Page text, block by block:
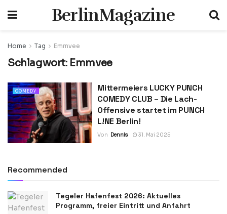
BerlinMagazine
Home Tag Emmvee
Schlagwort: Emmvee
COMEDY
Mittermeiers LUCKY PUNCH
COMEDY CLUB – Die Lach-
Offensive startet im PUNCH
L!NE Berlin!
Von Dennis 31. Mai 2025
Recommended
Tegeler Hafenfest 2026: Aktuelles
Programm, freier Eintritt und Anfahrt